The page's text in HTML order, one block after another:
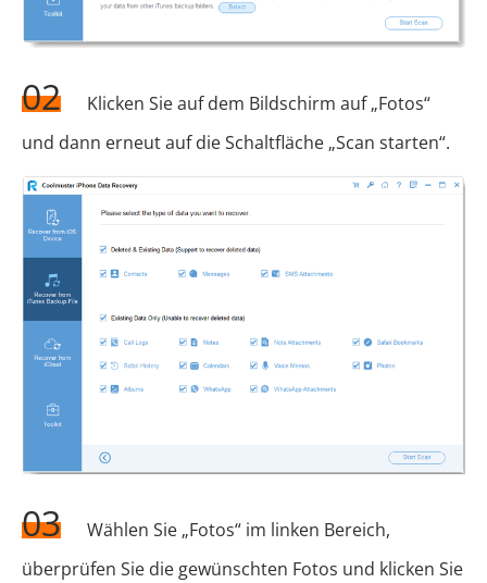
02
Klicken Sie auf dem Bildschirm auf „Fotos“
und dann erneut auf die Schaltfläche „Scan starten“.
03
Wählen Sie „Fotos“ im linken Bereich,
überprüfen Sie die gewünschten Fotos und klicken Sie